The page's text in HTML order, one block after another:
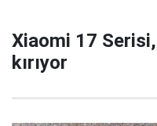
Xiaomi 17
kırıyor